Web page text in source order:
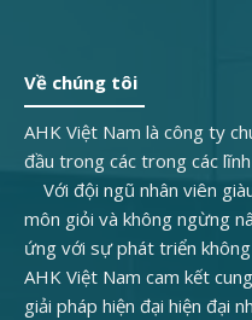
Về chúng tôi
AHK Việt Nam là công ty
đầu trong các trong các
Với đội ngũ nhân viên
môn giỏi và không ngừng
ứng với sự phát triển
AHK Việt Nam cam kết
giải pháp hiện đại hiện đại